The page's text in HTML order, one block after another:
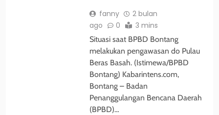
fanny
2 bulan
ago
0 3 mins
Situasi saat BPBD Bontang
melakukan pengawasan do Pulau
Beras Basah. (Istimewa/BPBD
Bontang) Kabarintens.com,
Bontang – Badan
Penanggulangan Bencana Daerah
(BPBD)…